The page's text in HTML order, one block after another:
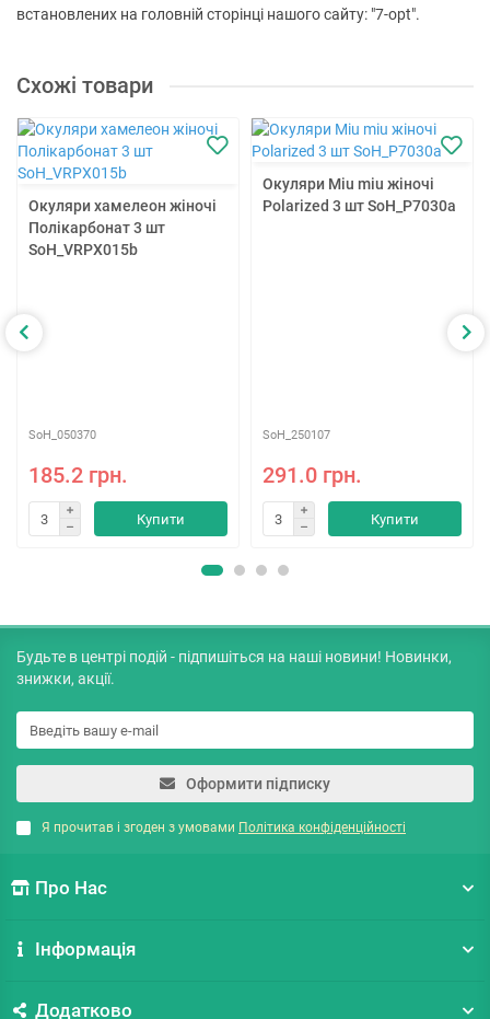
встановлених на головній сторінці нашого сайту: "7-opt".
Схожі товари
Окуляри хамелеон жіночі
Полікарбонат 3 шт
SoH_VRPX015b
SoH_050370
185.2 грн.
Купити
Окуляри Miu miu жіночі
Polarized 3 шт SoH_P7030a
SoH_250107
291.0 грн.
Купити
Будьте в центрі подій - підпишіться на наші новини! Новинки,
знижки, акції.
Оформити підписку
Я прочитав і згоден з умовами Політика конфіденційності
Про Нас
Інформація
Додатково